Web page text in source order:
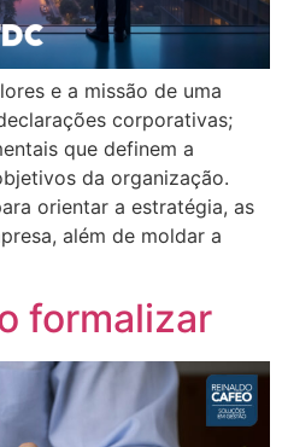
e a missão de uma
corporativas;
que definem a
da organização.
orientar a estratégia, as
além de moldar a
formalizar